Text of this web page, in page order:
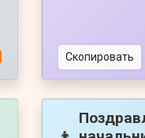
Скопировать